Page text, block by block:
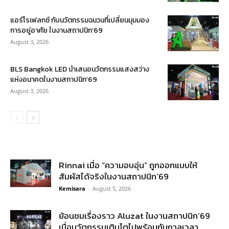
แอร์โรเฟลกซ์ กับนวัตกรรมฉนวนที่เปลี่ยนมุมมอง
การอยู่อาศัย ในงานสถาปนิก’69
August 3, 2026
BLS Bangkok LED นำเสนอนวัตกรรมแสงสว่าง
แห่งอนาคตในงานสถาปนิก’69
August 3, 2026
Rinnai เมื่อ “ความอบอุ่น” ถูกออกแบบให้
สัมผัสได้จริงในงานสถาปนิก’69
Kemisara - August 5, 2026
ย้อนชมเรื่องราว Aluzat ในงานสถาปนิก’69